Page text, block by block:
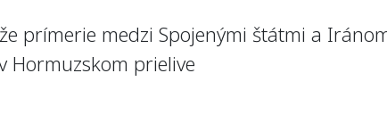
prímerie medzi Spojenými štátmi a
Hormuzskom prielive